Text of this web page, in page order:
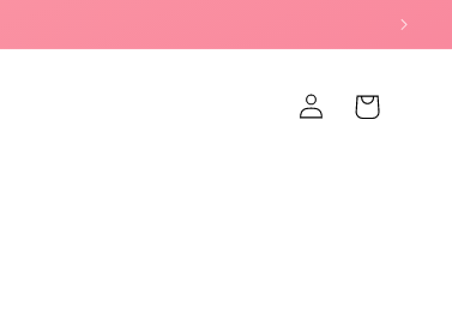
Iniciar
sesión
Carrito